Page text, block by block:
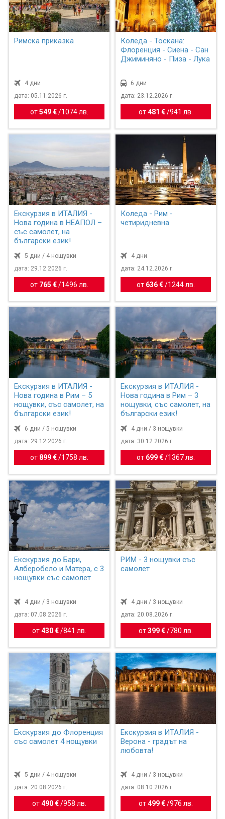
Римска приказка
4 дни
дата: 05.11.2026 г.
от549 € / 1074 лв.
Коледа - Тоскана:
Флоренция - Сиена - Сан
Джиминяно - Пиза - Лука
6 дни
дата: 23.12.2026 г.
от481 €/941 лв.
Екскурзия в ИТАЛИЯ -
Нова година в НЕАПОЛ –
със самолет, на
български език!
5 дни / 4 нощувки
дата: 29.12.2026 г.
от 765 € / 1496 лв.
Коледа - Рим -
четиридневна
4 дни
дата: 24.12.2026 г.
от 636 €/ 1244 лв.
Екскурзия в ИТАЛИЯ -
Нова година в Рим – 5
нощувки, със самолет, на
български език!
6 дни / 5 нощувки
дата: 29.12.2026 г.
от 899 € / 1758 лв.
Екскурзия в ИТАЛИЯ -
Нова година в Рим – 3
нощувки, със самолет, на
български език!
4 дни / 3 нощувки
дата: 30.12.2026 г.
от 699 €/ 1367 лв.
Екскурзия до Бари,
Алберобело и Матера, с 3
нощувки със самолет
4 дни / 3 нощувки
дата: 07.08.2026 г.
от430 € /841 лв.
РИМ - 3 нощувки със
самолет
4 дни / 3 нощувки
дата: 20.08.2026 г.
от399 €/ 780 лв.
Екскурзия до Флоренция
със самолет 4 нощувки
5 дни / 4 нощувки
дата: 20.08.2026 г.
от490 € /958 лв.
Екскурзия в ИТАЛИЯ -
Верона - градът на
любовта!
4 дни / 3 нощувки
дата: 08.10.2026 г.
от499 €/976 лв.